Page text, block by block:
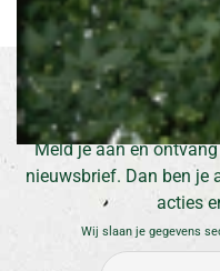
Inschrijven
Meld je aan en
nieuwsbrief. Dan ben je
acties
Wij slaan je gegevens